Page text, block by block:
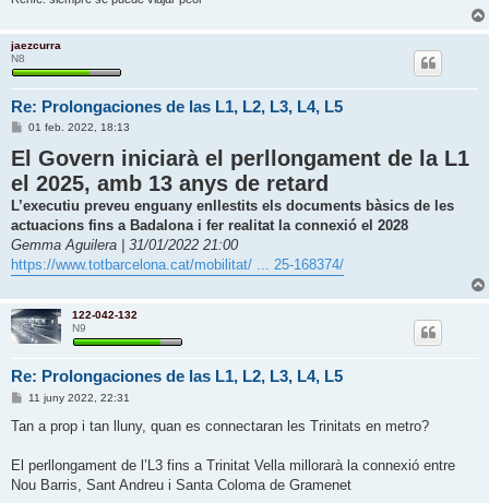
jaezcurra
N8
Re: Prolongaciones de las L1, L2, L3, L4, L5
E
t
r
d
a
01 feb. 2022, 18:13
El Govern iniciarà el perllongament de la L1
el 2025, amb 13 anys de retard
L’executiu preveu enguany enllestits els documents bàsics de les
actuacions fins a Badalona i fer realitat la connexió el 2028
Gemma Aguilera | 31/01/2022 21:00
https://www.totbarcelona.cat/mobilitat/ ... 25-168374/
122-042-132
N9
Re: Prolongaciones de las L1, L2, L3, L4, L5
E
t
d
a
11 juny 2022, 22:31
Tan a prop i tan lluny, quan es connectaran les Trinitats en metro?
El perllongament de l’L3 fins a Trinitat Vella millorarà la connexió entre
Nou Barris, Sant Andreu i Santa Coloma de Gramenet